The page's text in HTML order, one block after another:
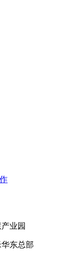
业园
东总部